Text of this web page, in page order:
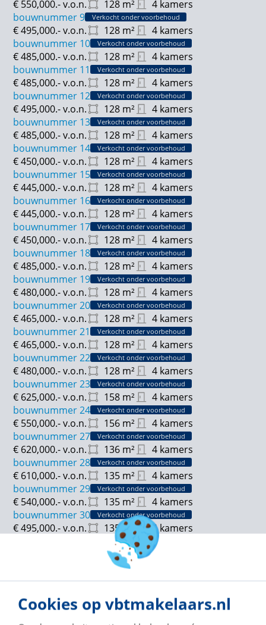
128 m² 4 kamers
€ 550,000.-v.o.n.
bouwnummer 9
Verkocht onder voorbehoud
128 m² 4 kamers
€ 495,000.-v.o.n.
bouwnummer 10
Verkocht onder voorbehoud
128 m² 4 kamers
€ 485,000.-v.o.n.
bouwnummer 11
Verkocht onder voorbehoud
128 m² 4 kamers
€ 485,000.-v.o.n.
bouwnummer 12
Verkocht onder voorbehoud
128 m² 4 kamers
€ 495,000.-v.o.n.
bouwnummer 13
Verkocht onder voorbehoud
128 m² 4 kamers
€ 485,000.-v.o.n.
bouwnummer 14
Verkocht onder voorbehoud
128 m² 4 kamers
€ 450,000.-v.o.n.
bouwnummer 15
Verkocht onder voorbehoud
128 m² 4 kamers
€ 445,000.-v.o.n.
bouwnummer 16
Verkocht onder voorbehoud
128 m² 4 kamers
€ 445,000.-v.o.n.
bouwnummer 17
Verkocht onder voorbehoud
128 m² 4 kamers
€ 450,000.-v.o.n.
bouwnummer 18
Verkocht onder voorbehoud
128 m² 4 kamers
€ 485,000.-v.o.n.
bouwnummer 19
Verkocht onder voorbehoud
128 m² 4 kamers
€ 480,000.-v.o.n.
bouwnummer 20
Verkocht onder voorbehoud
128 m² 4 kamers
€ 465,000.-v.o.n.
bouwnummer 21
Verkocht onder voorbehoud
128 m² 4 kamers
€ 465,000.-v.o.n.
bouwnummer 22
Verkocht onder voorbehoud
128 m² 4 kamers
€ 480,000.-v.o.n.
bouwnummer 23
Verkocht onder voorbehoud
158 m² 4 kamers
€ 625,000.-v.o.n.
bouwnummer 24
Verkocht onder voorbehoud
156 m² 4 kamers
€ 550,000.-v.o.n.
bouwnummer 27
Verkocht onder voorbehoud
136 m² 4 kamers
€ 620,000.-v.o.n.
bouwnummer 28
Verkocht onder voorbehoud
135 m² 4 kamers
€ 610,000.-v.o.n.
bouwnummer 29
Verkocht onder voorbehoud
135 m² 4 kamers
€ 540,000.-v.o.n.
bouwnummer 30
Verkocht onder voorbehoud
135 m² 4 kamers
€ 495,000.-v.o.n.
135m² 4 kamers
Verkocht onder voorbehoud
137m² 4 kamers
€ 525,000.-v.o.n.
135m² 4 kamers
€ 495,000.-v.o.n.
Cookies op vbtmakelaars.nl